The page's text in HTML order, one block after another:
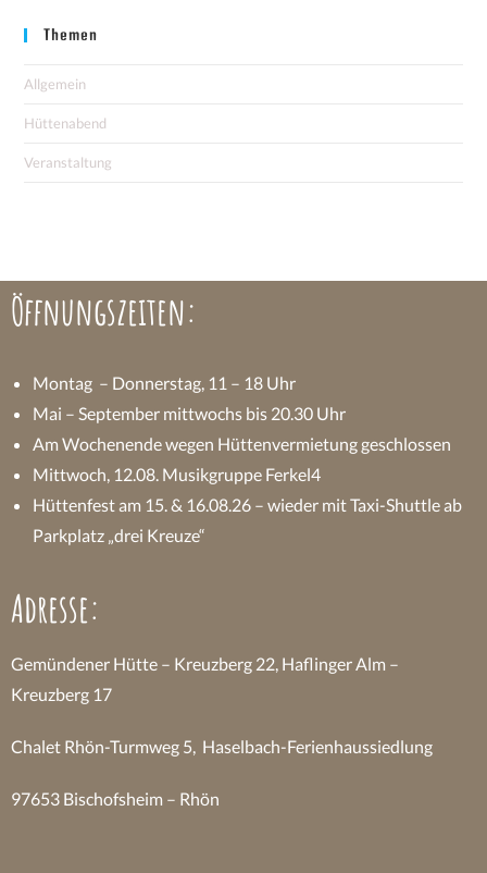
Themen
Allgemein
Hüttenabend
Veranstaltung
Öffnungszeiten:
Montag – Donnerstag, 11 – 18 Uhr
Mai – September mittwochs bis 20.30 Uhr
Am Wochenende wegen Hüttenvermietung geschlossen
Mittwoch, 12.08. Musikgruppe Ferkel4
Hüttenfest am 15. & 16.08.26 – wieder mit Taxi-Shuttle ab
Parkplatz „drei Kreuze“
Adresse:
Gemündener Hütte – Kreuzberg 22, Haflinger Alm –
Kreuzberg 17
Chalet Rhön-Turmweg 5, Haselbach-Ferienhaussiedlung
97653 Bischofsheim – Rhön